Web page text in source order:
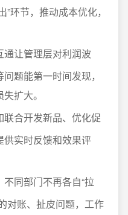
环节，推动成本优化，
通让管理层对利润波
题能第一时间发现，
扩大。
联合开发新品、优化促
实时反馈和效果评
不同部门不再各自“拉
对账、扯皮问题，工作